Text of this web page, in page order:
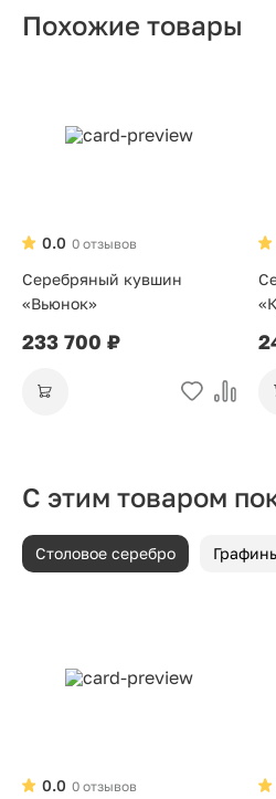
Похожие товары
0 отзывов
0.0
Серебряный кувшин
«Вьюнок»
233 700 ₽
С этим товаром
Столовое серебро
0 отзывов
0.0